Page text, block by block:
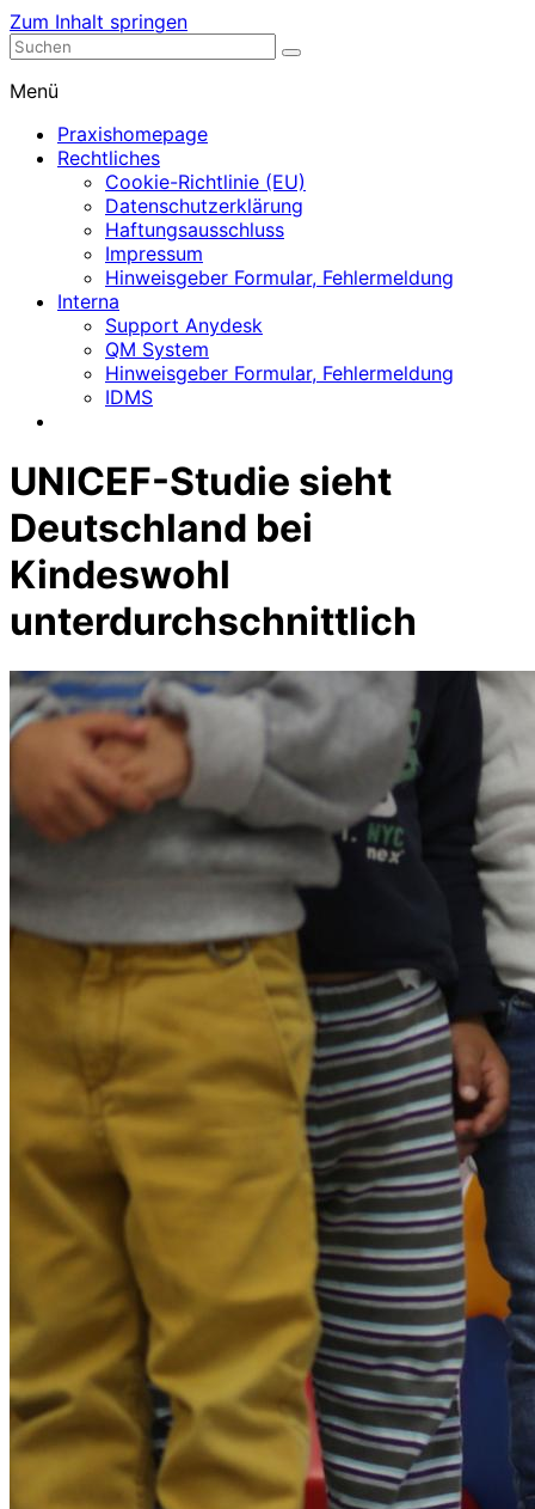
Zum Inhalt springen
Nephrologische Praxis mit Dialyse
Menü
Praxishomepage
Rechtliches
Cookie-Richtlinie (EU)
Datenschutzerklärung
Haftungsausschluss
Impressum
Hinweisgeber Formular, Fehlermeldung
Interna
Support Anydesk
QM System
Hinweisgeber Formular, Fehlermeldung
IDMS
UNICEF-Studie sieht
Deutschland bei
Kindeswohl
unterdurchschnittlich